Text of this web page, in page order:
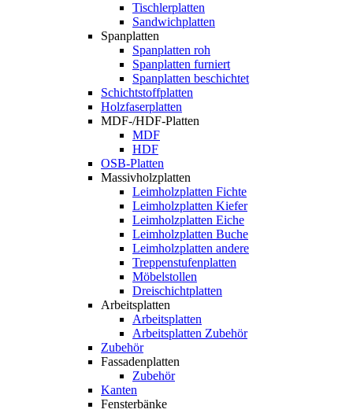
Tischlerplatten
Sandwichplatten
Spanplatten
Spanplatten roh
Spanplatten furniert
Spanplatten beschichtet
Schichtstoffplatten
Holzfaserplatten
MDF-/HDF-Platten
MDF
HDF
OSB-Platten
Massivholzplatten
Leimholzplatten Fichte
Leimholzplatten Kiefer
Leimholzplatten Eiche
Leimholzplatten Buche
Leimholzplatten andere
Treppenstufenplatten
Möbelstollen
Dreischichtplatten
Arbeitsplatten
Arbeitsplatten
Arbeitsplatten Zubehör
Zubehör
Fassadenplatten
Zubehör
Kanten
Fensterbänke